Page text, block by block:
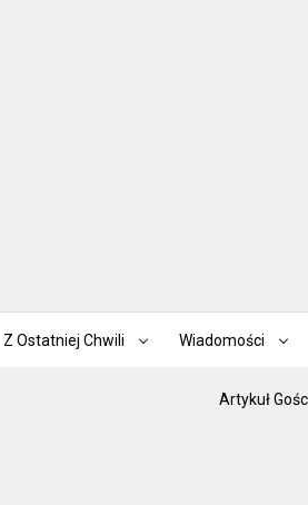
Z Ostatniej Chwili Wiadomości
Artykuł